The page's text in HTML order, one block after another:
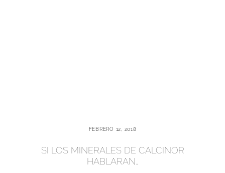
FEBRERO 12, 2018
SI LOS MINERALES DE CALCINOR
HABLARAN…